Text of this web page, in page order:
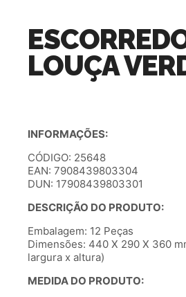
LOUÇA
INFORMAÇÕES:
CÓDIGO: 25648
EAN: 7908439803304
DUN: 17908439803301
DESCRIÇÃO DO PRODUTO:
Embalagem: 12 Peças
Dimensões: 440 X 290 X 360
largura x altura)
MEDIDA DO PRODUTO: